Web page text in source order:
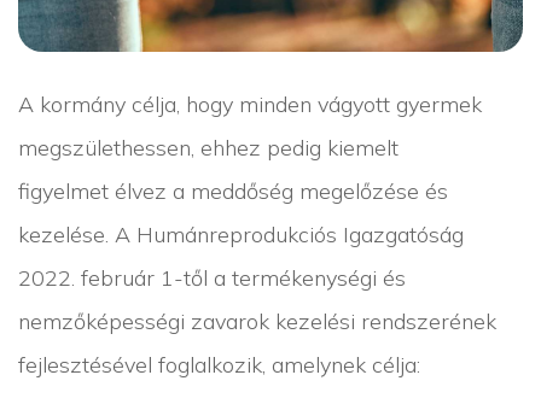
A kormány célja, hogy minden vágyott gyermek
megszülethessen, ehhez pedig kiemelt
figyelmet élvez a meddőség megelőzése és
kezelése. A Humánreprodukciós Igazgatóság
2022. február 1-től a termékenységi és
nemzőképességi zavarok kezelési rendszerének
fejlesztésével foglalkozik, amelynek célja: